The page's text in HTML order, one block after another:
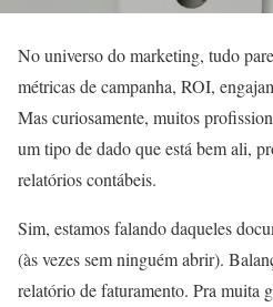
No universo do marketing, tudo
métricas de campanha, ROI,
Mas curiosamente, muitos
um tipo de dado que está bem ali,
relatórios contábeis.
Sim, estamos falando daqueles
(às vezes sem ninguém abrir).
relatório de faturamento. Pra muita